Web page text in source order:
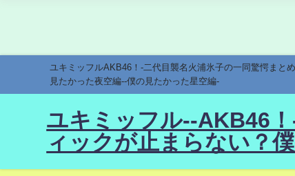
ユキミッフルAKB46！-二代目襲名火浦氷子の一同驚愕まと
見たかった夜空編--僕の見たかった星空編-
ユキミッフル--AKB46
ィックが止まらない？